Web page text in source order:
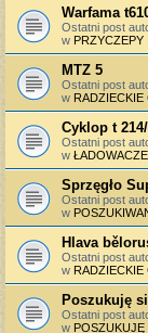
Warfama
Ostatni post
w PRZYCZEPY
MTZ 5
Ostatni post
w RADZIECKIE
Cyklop t
Ostatni post
w
Sprzęgło
Ostatni post
w
Hlava
Ostatni post
w RADZIECKIE
Poszukuję
Ostatni post
w POSZUKUJĘ